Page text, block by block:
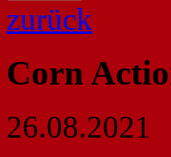
zurück
Corn
26.08.2021